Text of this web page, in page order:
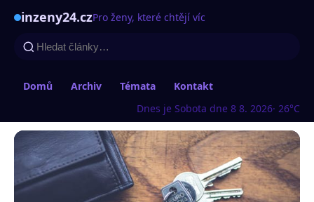
inzeny24.czPro ženy, které chtějí víc
Domů Archiv Témata
Kontakt
Dnes je Sobota dne 8 8. 2026· 26°C